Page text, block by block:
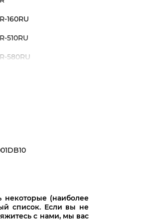
160RU
510RU
580RU
некоторые (наиболее
список. Если вы не
с нами, мы вас